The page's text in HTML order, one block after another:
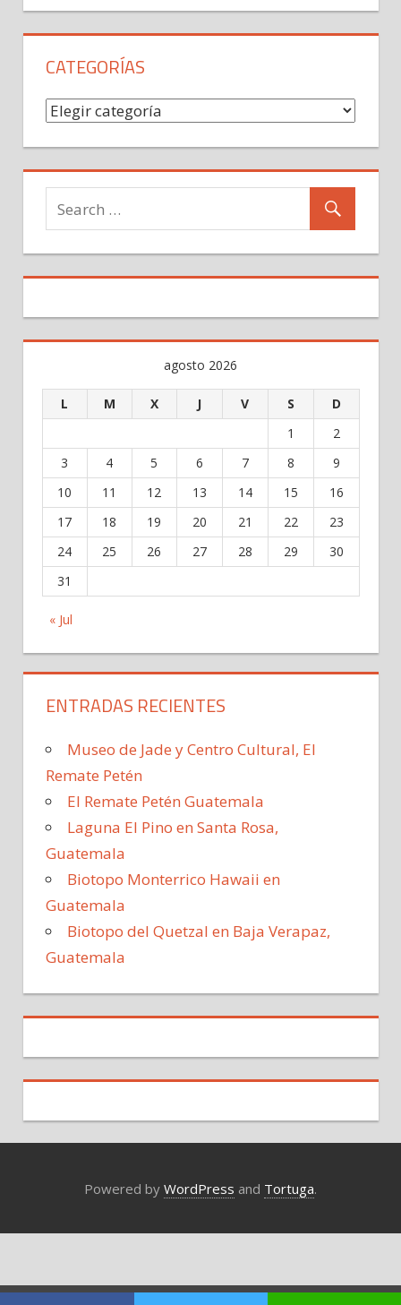
entradas
CATEGORÍAS
Categorías
agosto 2026
L M X J V S D
« Jul
1
2
3
4 5 6 7 8
9
10
11 12 13 14 15
16
17
18 19 20 21 22
23
24
25 26 27 28 29
30
31
ENTRADAS RECIENTES
Museo de Jade y Centro Cultural, El
Remate Petén
El Remate Petén Guatemala
Laguna El Pino en Santa Rosa,
Guatemala
Biotopo Monterrico Hawaii en
Guatemala
Biotopo del Quetzal en Baja Verapaz,
Guatemala
Powered by WordPress and Tortuga.